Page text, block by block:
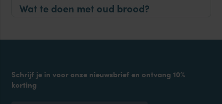
Wat te doen met oud brood?
Schrijf je in voor onze nieuwsbrief en ontvang 10%
korting